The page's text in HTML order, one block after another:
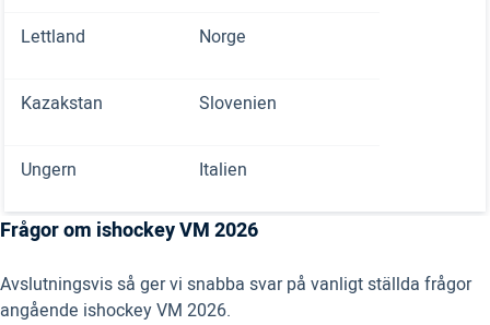
Lettland Norge
Kazakstan Slovenien
Ungern Italien
Frågor om ishockey VM 2026
Avslutningsvis så ger vi snabba svar på vanligt ställda frågor
angående ishockey VM 2026.